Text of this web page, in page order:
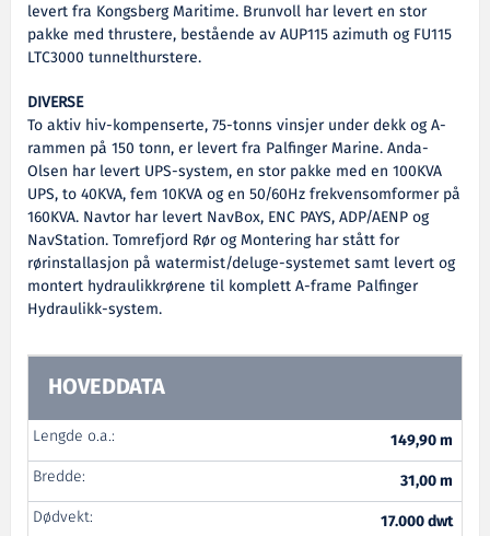
levert fra Kongsberg Maritime. Brunvoll har levert en stor
pakke med thrustere, bestående av AUP115 azimuth og FU115
LTC3000 tunnelthurstere.
DIVERSE
To aktiv hiv-kompenserte, 75-tonns vinsjer under dekk og A-
rammen på 150 tonn, er levert fra Palfinger Marine. Anda-
Olsen har levert UPS-system, en stor pakke med en 100KVA
UPS, to 40KVA, fem 10KVA og en 50/60Hz frekvensomformer på
160KVA. Navtor har levert NavBox, ENC PAYS, ADP/AENP og
NavStation. Tomrefjord Rør og Montering har stått for
rørinstallasjon på watermist/deluge-systemet samt levert og
montert hydraulikkrørene til komplett A-frame Palfinger
Hydraulikk-system.
HOVEDDATA
Lengde o.a.:
149,90 m
Bredde:
31,00 m
Dødvekt:
17.000 dwt